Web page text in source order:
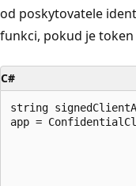
od poskytovatele
funkci, pokud je
C#
string
app =